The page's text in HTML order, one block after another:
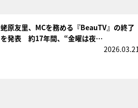
蛯原友里、MCを務める『BeauTV』の終了
を発表 約17年間、“金曜は夜…